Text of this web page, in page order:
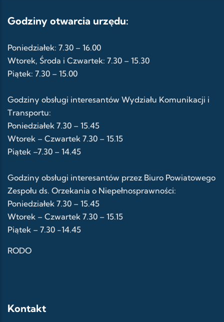
Godziny otwarcia urzędu:
Poniedziałek: 7.30 – 16.00
Wtorek, Środa i Czwartek: 7.30 – 15.30
Piątek: 7.30 – 15.00
Godziny obsługi interesantów Wydziału Komunikacji i
Transportu:
Poniedziałek 7.30 – 15.45
Wtorek – Czwartek 7.30 – 15.15
Piątek –7.30 – 14.45
Godziny obsługi interesantów przez Biuro Powiatowego
Zespołu ds. Orzekania o Niepełnosprawności:
Poniedziałek 7.30 – 15.45
Wtorek – Czwartek 7.30 – 15.15
Piątek – 7.30 -14.45
RODO
Kontakt